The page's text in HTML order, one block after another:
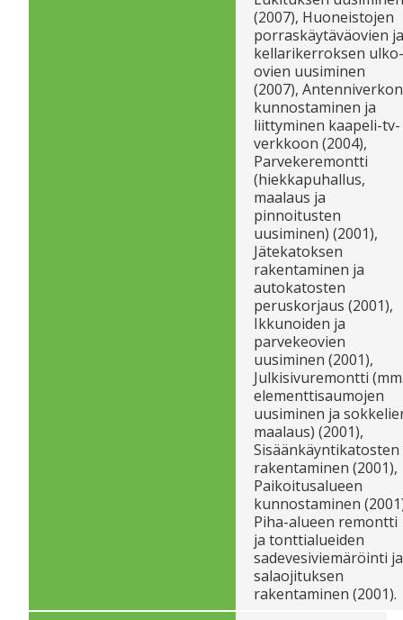
(2007), Huoneistojen
porraskäytäväovien ja
kellarikerroksen ulko-
ovien uusiminen
(2007), Antenniverkon
kunnostaminen ja
liittyminen kaapeli-tv-
verkkoon (2004),
Parvekeremontti
(hiekkapuhallus,
maalaus ja
pinnoitusten
uusiminen) (2001),
Jätekatoksen
rakentaminen ja
autokatosten
peruskorjaus (2001),
Ikkunoiden ja
parvekeovien
uusiminen (2001),
Julkisivuremontti
elementtisaumojen
uusiminen ja
maalaus) (2001),
Sisäänkäyntikatosten
rakentaminen (2001),
Paikoitusalueen
kunnostaminen
Piha-alueen remontti
ja tonttialueiden
sadevesiviemäröinti ja
salaojituksen
rakentaminen (2001).